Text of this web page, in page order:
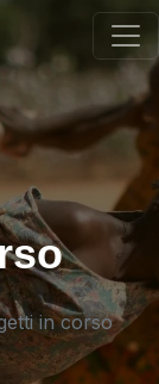
in corso